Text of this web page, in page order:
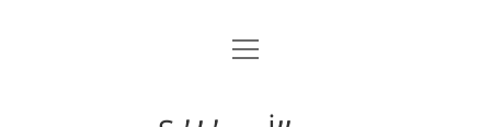
Anasayfa
menüyü